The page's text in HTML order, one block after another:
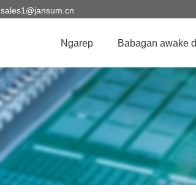
sales1@jansum.cn
Ngarep Babagan awake